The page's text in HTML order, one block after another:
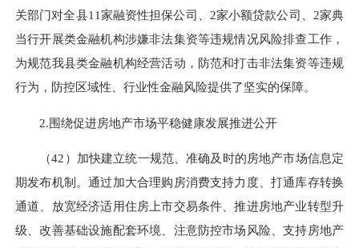
关部门对全县11家融资性担保公司、2家小额贷款公司、2家典
当行开展类金融机构涉嫌非法集资等违规情况风险排查工作，
为规范我县类金融机构经营活动，防范和打击非法集资等违规
行为，防控区域性、行业性金融风险提供了坚实的保障。
2.围绕促进房地产市场平稳健康发展推进公开
（42）加快建立统一规范、准确及时的房地产市场信息定
期发布机制。通过加大合理购房消费支持力度、打通库存转换
通道、放宽经济适用住房上市交易条件、推进房地产业转型升
级、改善基础设施配套环境、注意防控市场风险、支持房地产